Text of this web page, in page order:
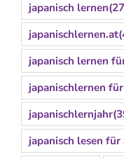
japanisch lernen
japanischlernen.at
japanisch lernen
japanischlernen
japanischlernjahr
japanisch lesen